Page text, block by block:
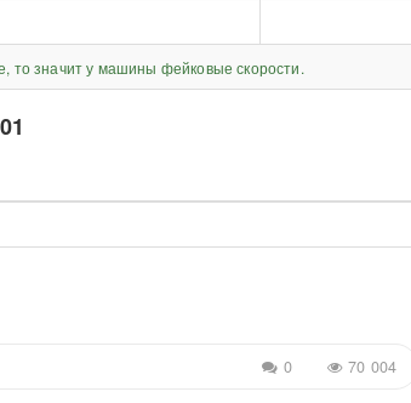
то значит у машины фейковые скорости.
0 70 004